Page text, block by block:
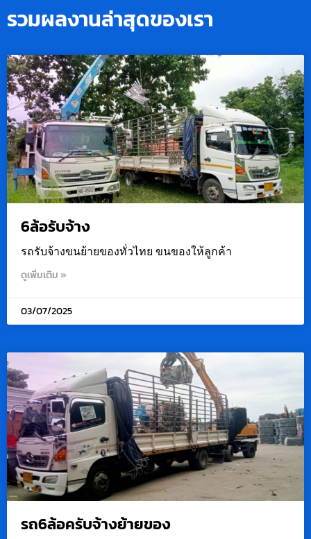
รวมผลงานล่าสุดของเรา
6ล้อรับจ้าง
รถรับจ้างขนย้ายของทั่วไทย ขนของให้ลูกค้า
ดูเพิ่มเติม »
03/07/2025
รถ6ล้อครับจ้างย้ายของ